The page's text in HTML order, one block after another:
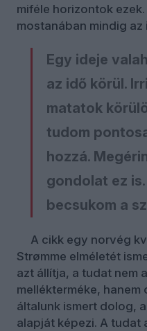
miféle horizontok
mostanában mindig
Egy ideje
az idő körül.
matatok
tudom
hozzá.
gondolat ez
becsukom a
A cikk egy norvég
Strømme elméletét
azt állítja, a tudat nem
mellékterméke, hanem
általunk ismert dolog,
alapját képezi. A tudat